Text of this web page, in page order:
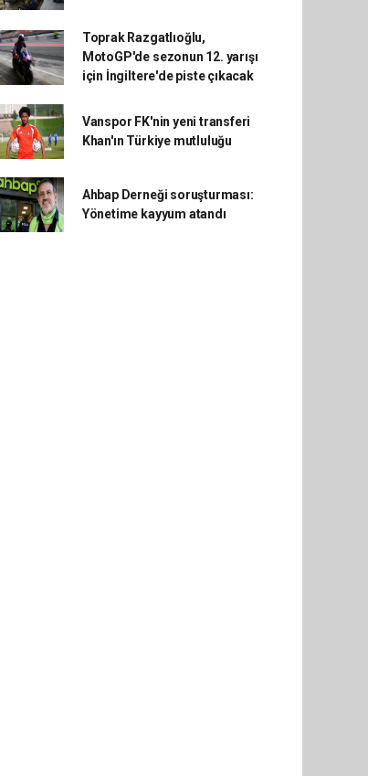
Toprak Razgatlıoğlu,
MotoGP'de sezonun 12. yarışı
için İngiltere'de piste çıkacak
Vanspor FK'nin yeni transferi
Khan'ın Türkiye mutluluğu
Ahbap Derneği soruşturması:
Yönetime kayyum atandı